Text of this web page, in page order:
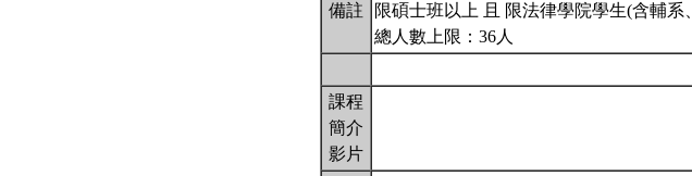
備註
限碩士班以上 且 限法律學院學生(含輔系
總人數上限：36人
課程
簡介
影片